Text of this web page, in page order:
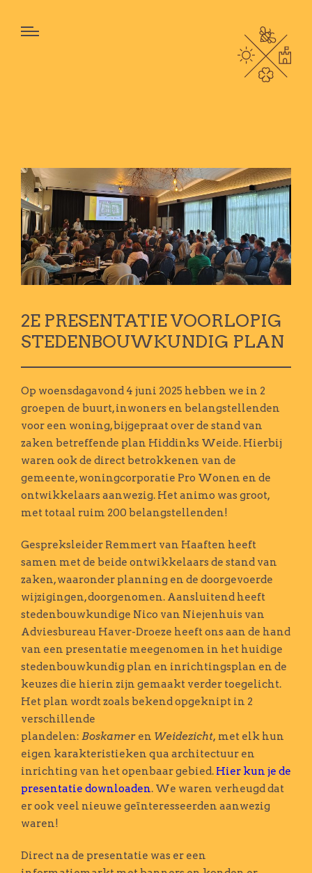
2E PRESENTATIE VOORLOPIG
STEDENBOUWKUNDIG PLAN
Op woensdagavond 4 juni 2025 hebben we in 2
groepen de buurt, inwoners en belangstellenden
voor een woning, bijgepraat over de stand van
zaken betreffende plan Hiddinks Weide. Hierbij
waren ook de direct betrokkenen van de
gemeente, woningcorporatie Pro Wonen en de
ontwikkelaars aanwezig. Het animo was groot,
met totaal ruim 200 belangstellenden!
Gespreksleider Remmert van Haaften heeft
samen met de beide ontwikkelaars de stand van
zaken, waaronder planning en de doorgevoerde
wijzigingen, doorgenomen. Aansluitend heeft
stedenbouwkundige Nico van Niejenhuis van
Adviesbureau Haver-Droeze heeft ons aan de hand
van een presentatie meegenomen in het huidige
stedenbouwkundig plan en inrichtingsplan en de
keuzes die hierin zijn gemaakt verder toegelicht.
Het plan wordt zoals bekend opgeknipt in 2
verschillende
plandelen: Boskamer en Weidezicht, met elk hun
eigen karakteristieken qua architectuur en
inrichting van het openbaar gebied. Hier kun je de
presentatie downloaden. We waren verheugd dat
er ook veel nieuwe geïnteresseerden aanwezig
waren!
Direct na de presentatie was er een